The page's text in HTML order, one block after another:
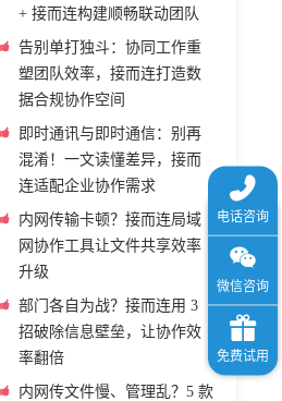
+ 接而连构建顺畅联动团队
告别单打独斗：协同工作重
塑团队效率，接而连打造数
据合规协作空间
即时通讯与即时通信：别再
混淆！一文读懂差异，接而
连适配企业协作需求
内网传输卡顿？接而连局域
网协作工具让文件共享效率
升级
部门各自为战？接而连用 3
招破除信息壁垒，让协作效
率翻倍
内网传文件慢、管理乱？5 款